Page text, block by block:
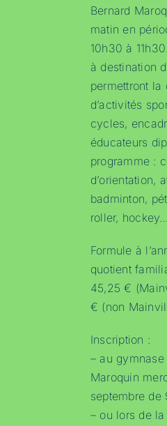
Bernard
matin en
10h30 à
à destination
permettront la
d’activités
cycles,
éducateurs
programme :
d’orientation,
badminton,
roller, hockey…
Formule à
quotient
45,25 €
€ (non
Inscription :
– au gymnase
Maroquin
septembre de
– ou lors de la